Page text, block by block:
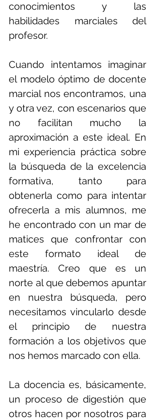
conocimientos y las
habilidades marciales del
profesor.
Cuando intentamos imaginar
el modelo óptimo de docente
marcial nos encontramos, una
y otra vez, con escenarios que
no facilitan mucho la
aproximación a este ideal. En
mi experiencia práctica sobre
la búsqueda de la excelencia
formativa, tanto para
obtenerla como para intentar
ofrecerla a mis alumnos, me
he encontrado con un mar de
matices que confrontar con
este formato ideal de
maestría. Creo que es un
norte al que debemos apuntar
en nuestra búsqueda, pero
necesitamos vincularlo desde
el principio de nuestra
formación a los objetivos que
nos hemos marcado con ella.
La docencia es, básicamente,
un proceso de digestión que
otros hacen por nosotros para